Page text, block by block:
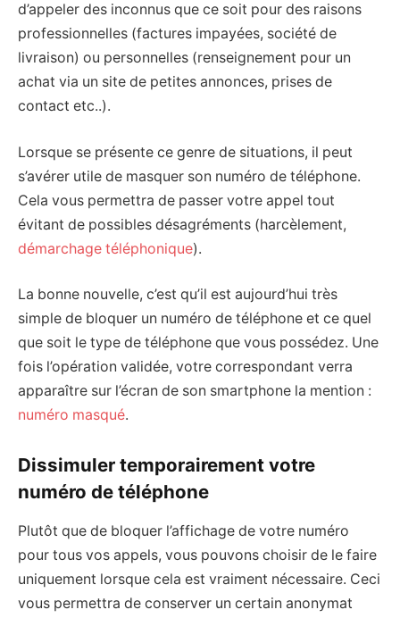
d’appeler des inconnus que ce soit pour des raisons
professionnelles (factures impayées, société de
livraison) ou personnelles (renseignement pour un
achat via un site de petites annonces, prises de
contact etc..).
Lorsque se présente ce genre de situations, il peut
s’avérer utile de masquer son numéro de téléphone.
Cela vous permettra de passer votre appel tout
évitant de possibles désagréments (harcèlement,
démarchage téléphonique).
La bonne nouvelle, c’est qu’il est aujourd’hui très
simple de bloquer un numéro de téléphone et ce quel
que soit le type de téléphone que vous possédez. Une
fois l’opération validée, votre correspondant verra
apparaître sur l’écran de son smartphone la mention :
numéro masqué.
Dissimuler temporairement votre
numéro de téléphone
Plutôt que de bloquer l’affichage de votre numéro
pour tous vos appels, vous pouvons choisir de le faire
uniquement lorsque cela est vraiment nécessaire. Ceci
vous permettra de conserver un certain anonymat